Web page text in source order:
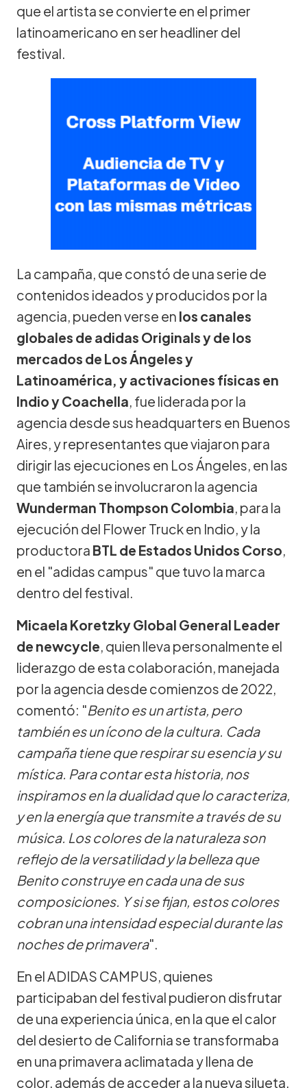
que el artista se convierte en el primer
latinoamericano en ser headliner del
festival.
La campaña, que constó de una serie de
contenidos ideados y producidos por la
agencia, pueden verse en los canales
globales de adidas Originals y de los
mercados de Los Ángeles y
Latinoamérica, y activaciones físicas en
Indio y Coachella, fue liderada por la
agencia desde sus headquarters en Buenos
Aires, y representantes que viajaron para
dirigir las ejecuciones en Los Ángeles, en las
que también se involucraron la agencia
Wunderman Thompson Colombia, para la
ejecución del Flower Truck en Indio, y la
productora BTL de Estados Unidos Corso,
en el "adidas campus" que tuvo la marca
dentro del festival.
Micaela Koretzky Global General Leader
de newcycle, quien lleva personalmente el
liderazgo de esta colaboración, manejada
por la agencia desde comienzos de 2022,
comentó: "Benito es un artista, pero
también es un ícono de la cultura. Cada
campaña tiene que respirar su esencia y su
mística. Para contar esta historia, nos
inspiramos en la dualidad que lo caracteriza,
y en la energía que transmite a través de su
música. Los colores de la naturaleza son
reflejo de la versatilidad y la belleza que
Benito construye en cada una de sus
composiciones. Y si se fijan, estos colores
cobran una intensidad especial durante las
noches de primavera".
En el ADIDAS CAMPUS, quienes
participaban del festival pudieron disfrutar
de una experiencia única, en la que el calor
del desierto de California se transformaba
en una primavera aclimatada y llena de
color, además de acceder a la nueva silueta,